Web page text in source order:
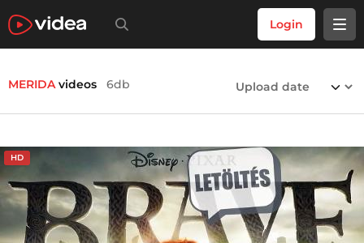
Login
MERIDAvideos 6db
HD